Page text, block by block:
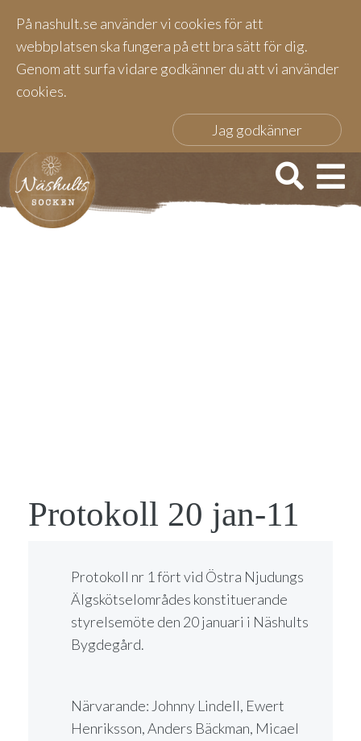
På nashult.se använder vi cookies för att
webbplatsen ska fungera på ett bra sätt för dig.
Genom att surfa vidare godkänner du att vi använder
cookies.
Jag godkänner
Protokoll 20 jan-11
Protokoll nr 1 fört vid Östra Njudungs
Älgskötselområdes konstituerande
styrelsemöte den 20 januari i Näshults
Bygdegård.
Närvarande: Johnny Lindell, Ewert
Henriksson, Anders Bäckman, Micael